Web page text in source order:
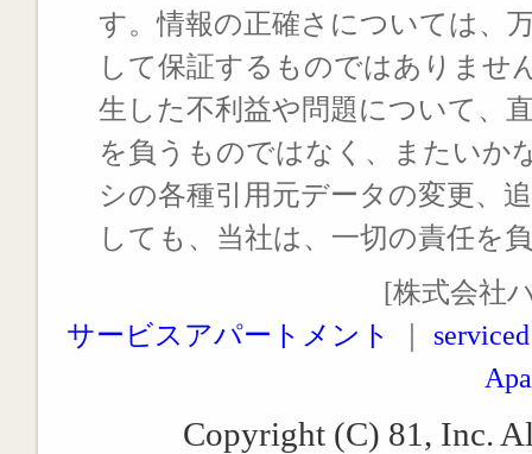
す。情報の正確さについては、
して保証するものではありませ
生した不利益や問題について、
を負うものではなく、またいか
シの各種引用元データの変更、
しても、当社は、一切の責任を
[株式会社
サービスアパートメント
Copyright (C) 81, Inc.